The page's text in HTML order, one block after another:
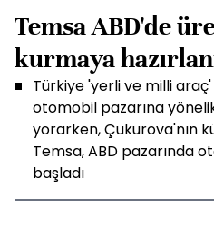
Temsa ABD'de
kurmaya
Türkiye 'yerli ve milli
otomobil pazarına
yorarken, Çukurova'nın
Temsa, ABD pazarında
başladı